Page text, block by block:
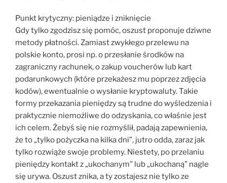
Punkt krytyczny: pieniądze i zniknięcie
Gdy tylko zgodzisz się pomóc, oszust proponuje dziwne
metody płatności. Zamiast zwykłego przelewu na
polskie konto, prosi np. o przesłanie środków na
zagraniczny rachunek, o zakup voucherów lub kart
podarunkowych (które przekażesz mu poprzez zdjęcia
kodów), ewentualnie o wysłanie kryptowaluty. Takie
formy przekazania pieniędzy są trudne do wyśledzenia i
praktycznie niemożliwe do odzyskania, co właśnie jest
ich celem. Żebyś się nie rozmyślił, padają zapewnienia,
że to „tylko pożyczka na kilka dni”, jutro odda, zaraz jak
tylko rozwiąże swoje problemy. Niestety, po przelaniu
pieniędzy kontakt z „ukochanym” lub „ukochaną” nagle
się urywa. Oszust znika, a ty zostajesz nie tylko ze